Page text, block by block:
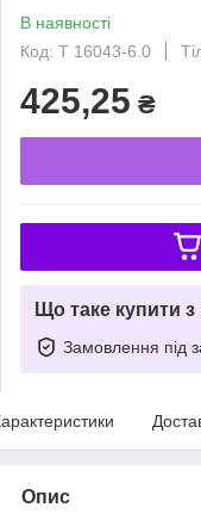
В наявності
Код: Т 16043-6.0
425,25 ₴
Що таке купити
Замовлення під
Опис